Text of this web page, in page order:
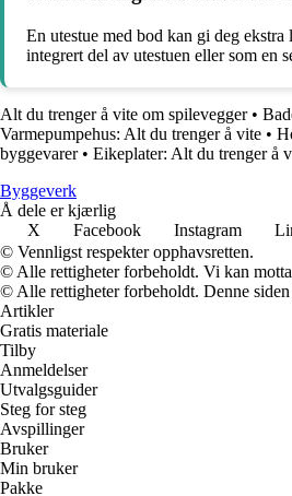
En utestue med bod kan gi deg
integrert del av utestuen eller som en
Alt du trenger å vite om spilevegger•
Varmepumpehus: Alt du trenger å vite •
byggevarer• Eikeplater: Alt du trenger å
Byggeverk
Å dele er kjærlig
X
Facebook Instagram
© Vennligst respekter opphavsretten.
© Alle rettigheter forbeholdt. Vi kan motta
© Alle rettigheter forbeholdt. Denne
Artikler
Gratis materiale
Tilby
Anmeldelser
Utvalgsguider
Steg for steg
Avspillinger
Bruker
Min bruker
Pakke